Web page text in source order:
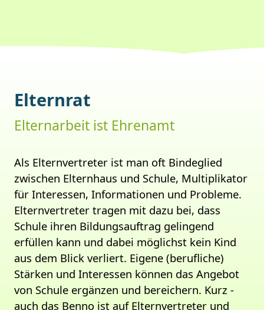
Elternrat
Elternarbeit ist Ehrenamt
Als Elternvertreter ist man oft Bindeglied
zwischen Elternhaus und Schule, Multiplikator
für Interessen, Informationen und Probleme.
Elternvertreter tragen mit dazu bei, dass
Schule ihren Bildungsauftrag gelingend
erfüllen kann und dabei möglichst kein Kind
aus dem Blick verliert. Eigene (berufliche)
Stärken und Interessen können das Angebot
von Schule ergänzen und bereichern. Kurz -
auch das Benno ist auf Elternvertreter und